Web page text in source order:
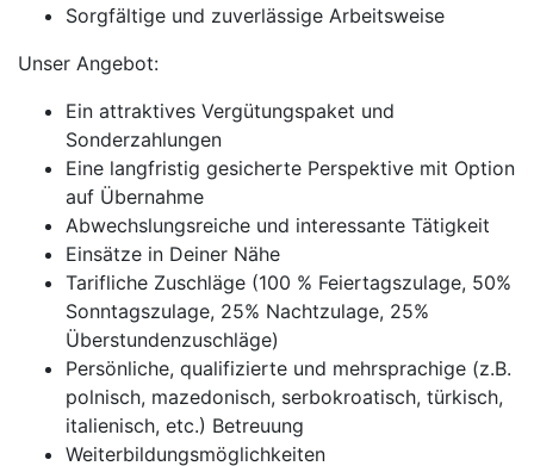
Sorgfältige und zuverlässige Arbeitsweise
Unser Angebot:
Ein attraktives Vergütungspaket und
Sonderzahlungen
Eine langfristig gesicherte Perspektive mit Option
auf Übernahme
Abwechslungsreiche und interessante Tätigkeit
Einsätze in Deiner Nähe
Tarifliche Zuschläge (100 % Feiertagszulage, 50%
Sonntagszulage, 25% Nachtzulage, 25%
Überstundenzuschläge)
Persönliche, qualifizierte und mehrsprachige (z.B.
polnisch, mazedonisch, serbokroatisch, türkisch,
italienisch, etc.) Betreuung
Weiterbildungsmöglichkeiten